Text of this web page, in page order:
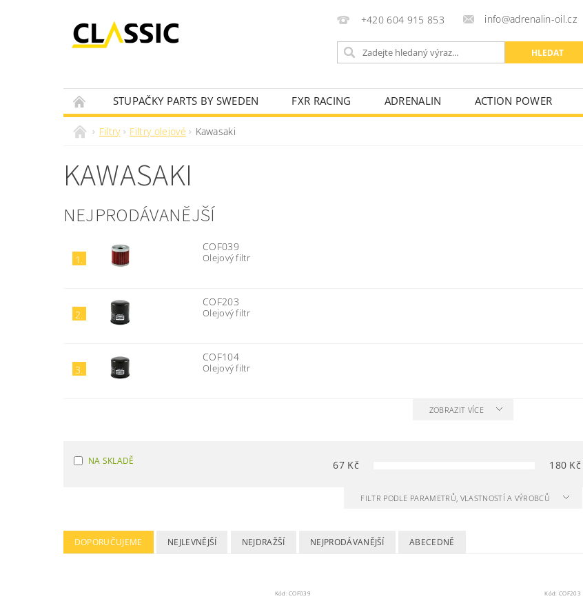
+420 604 915 853 info@adrenalin-oil.cz
STUPAČKY PARTS BY SWEDEN FXR RACING ADRENALIN ACTION POWER
OLEJOVÝ VYHLEDÁVAČ
NOVINKY
Filtry Filtry olejové Kawasaki
KAWASAKI
NEJPRODÁVANĚJŠÍ
1.
COF039
Olejový filtr
2.
COF203
Olejový filtr
3.
COF104
Olejový filtr
ZOBRAZIT VÍCE
NA SKLADĚ 67 Kč 180 Kč
FILTR PODLE PARAMETRŮ, VLASTNOSTÍ A VÝROBCŮ
DOPORUČUJEME NEJLEVNĚJŠÍ NEJDRAŽŠÍ NEJPRODÁVANĚJŠÍ ABECEDNĚ
Kód:COF039 Kód: COF203